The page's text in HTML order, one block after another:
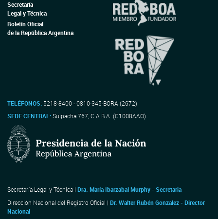
Secretaría
Legal y Técnica
Boletín Oficial
de la República Argentina
TELÉFONOS: 5218-8400 - 0810-345-BORA (2672)
SEDE CENTRAL:Suipacha 767, C.A.B.A. (C1008AAO)
Secretaría Legal y Técnica | Dra. María Ibarzabal Murphy - Secretaria
Dirección Nacional del Registro Oficial | Dr. Walter Rubén Gonzalez - Director
Nacional